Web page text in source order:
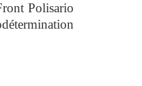
Polisario